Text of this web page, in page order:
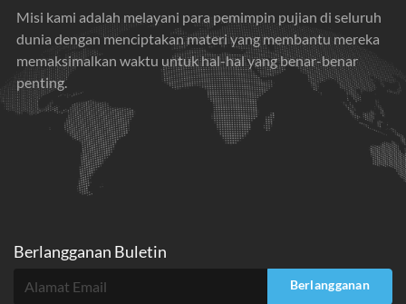
Misi kami adalah melayani para pemimpin pujian di seluruh
dunia dengan menciptakan materi yang membantu mereka
memaksimalkan waktu untuk hal-hal yang benar-benar
penting.
Berlangganan Buletin
Berlangganan